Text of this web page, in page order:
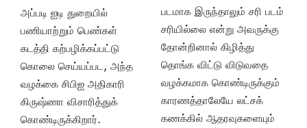
அப்படி ஐடி துறையில்
பணியாற்றும் பெண்கள்
கடத்தி கற்பழிக்கப்பட்டு
கொலை செய்யப்பட, அந்த
வழக்கை சிபிஐ அதிகாரி
கிருஷ்ணா விசாரித்துக்
கொண்டிருக்கிறார்.
படமாக இருந்தாலும் சரி படம்
சரியில்லை என்று அவருக்கு
தோன்றினால் கிழித்து
தொங்க விட்டு விடுவதை
வழக்கமாக கொண்டிருக்கும்
காரணத்தாலேயே லட்சக்
கணக்கில் ஆதரவுகளையும்